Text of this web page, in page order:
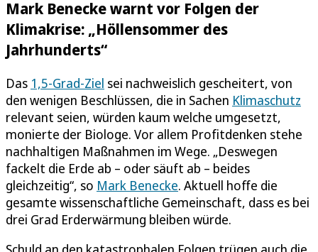
Mark Benecke warnt vor Folgen der
Klimakrise: „Höllensommer des
Jahrhunderts“
Das 1,5-Grad-Ziel sei nachweislich gescheitert, von
den wenigen Beschlüssen, die in Sachen Klimaschutz
relevant seien, würden kaum welche umgesetzt,
monierte der Biologe. Vor allem Profitdenken stehe
nachhaltigen Maßnahmen im Wege. „Deswegen
fackelt die Erde ab – oder säuft ab – beides
gleichzeitig“, so Mark Benecke. Aktuell hoffe die
gesamte wissenschaftliche Gemeinschaft, dass es bei
drei Grad Erderwärmung bleiben würde.